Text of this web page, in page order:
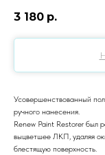
3 180 р.
Усовершенствованный
ручного нанесения.
Renew Paint Restorer был
выцветшее ЛКП, удаляя
блестящую поверхность.